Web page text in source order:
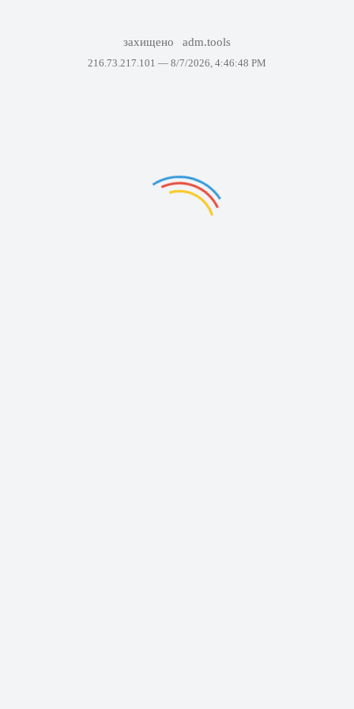
захищено adm.tools
216.73.217.101 — 8/7/2026, 4:46:48 PM